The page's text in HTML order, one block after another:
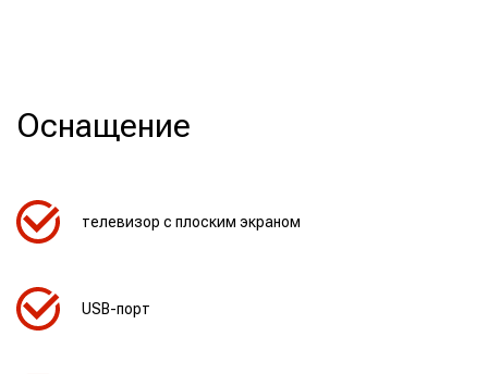
Оснащение
телевизор с плоским экраном
USB-порт